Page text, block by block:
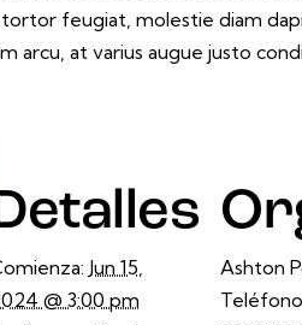
feugiat, molestie diam
arcu, at varius augue justo
Jun 15,
@ 3:00 pm
Ashton
Teléfono